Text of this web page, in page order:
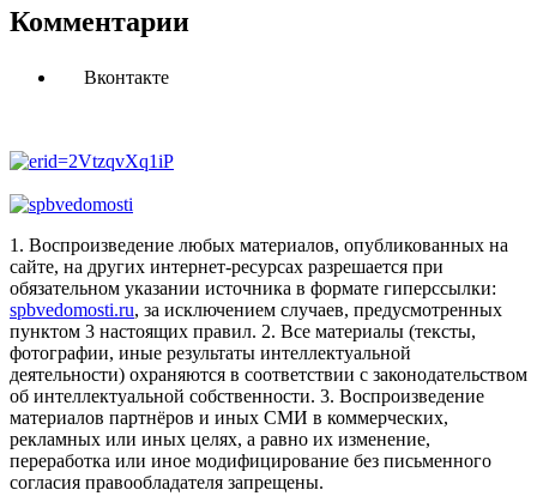
Комментарии
Вконтакте
1. Воспроизведение любых материалов, опубликованных на
сайте, на других интернет-ресурсах разрешается при
обязательном указании источника в формате гиперссылки:
spbvedomosti.ru, за исключением случаев, предусмотренных
пунктом 3 настоящих правил. 2. Все материалы (тексты,
фотографии, иные результаты интеллектуальной
деятельности) охраняются в соответствии с законодательством
об интеллектуальной собственности. 3. Воспроизведение
материалов партнёров и иных СМИ в коммерческих,
рекламных или иных целях, а равно их изменение,
переработка или иное модифицирование без письменного
согласия правообладателя запрещены.